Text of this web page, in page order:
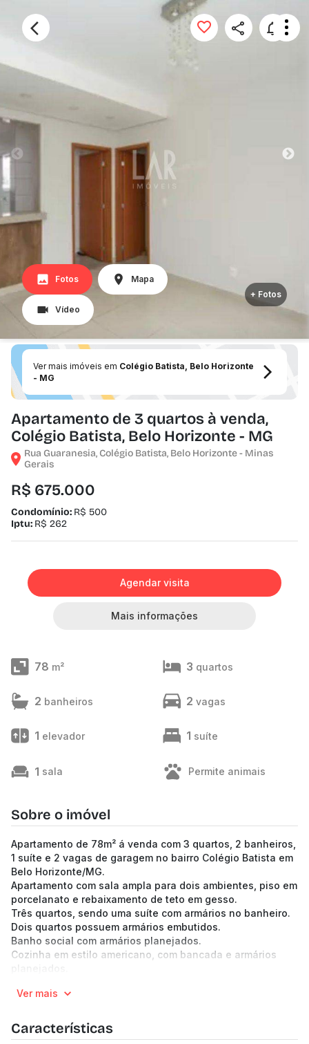
Fotos Mapa
Vídeo
+ Fotos
Ver mais imóveis em Colégio Batista, Belo Horizonte
- MG
Apartamento de 3 quartos à venda,
Colégio Batista, Belo Horizonte - MG
Rua Guaranesia, Colégio Batista, Belo Horizonte - Minas
Gerais
R$ 675.000
Condomínio: R$ 500
Iptu: R$ 262
Agendar visita
Mais informações
78 m² 3 quartos
2 banheiros 2 vagas
1 elevador 1 suíte
1 sala Permite animais
Sobre o imóvel
Apartamento de 78m² á venda com 3 quartos, 2 banheiros,
1 suíte e 2 vagas de garagem no bairro Colégio Batista em
Belo Horizonte/MG.
Apartamento com sala ampla para dois ambientes, piso em
porcelanato e rebaixamento de teto em gesso.
Três quartos, sendo uma suíte com armários no banheiro.
Dois quartos possuem armários embutidos.
Banho social com armários planejados.
Cozinha em estilo americano, com bancada e armários
planejados.
Prédio revestido, com duas unidades por andar e total de
Localização com acesso facilitado a comércios, serviços,
vias principais e demais conveniências da região.
Ver mais
Características